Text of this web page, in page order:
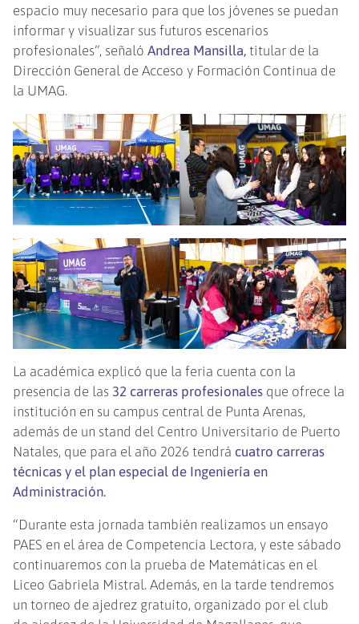
espacio muy necesario para que los jóvenes se puedan
informar y visualizar sus futuros escenarios
profesionales”, señalóAndrea Mansilla, titular de la
Dirección General de Acceso y Formación Continua de
la UMAG.
La académica explicó que la feria cuenta con la
presencia de las 32 carreras profesionales que ofrece la
institución en su campus central de Punta Arenas,
además de un stand del Centro Universitario de Puerto
Natales, que para el año 2026 tendrá cuatro carreras
técnicas y el plan especial de Ingeniería en
Administración.
“Durante esta jornada también realizamos un ensayo
PAES en el área de Competencia Lectora, y este sábado
continuaremos con la prueba de Matemáticas en el
Liceo Gabriela Mistral. Además, en la tarde tendremos
un torneo de ajedrez gratuito, organizado por el club